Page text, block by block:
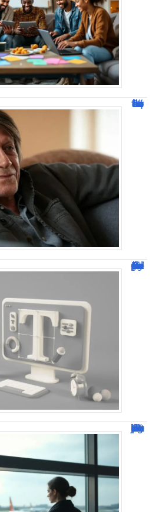
Jacques Dutronc fortune : estimation et sources de richesse !
Dafont Police : guide complet pour télécharger !
Combien de jour pour un décès d’un parent à l’étranger ?